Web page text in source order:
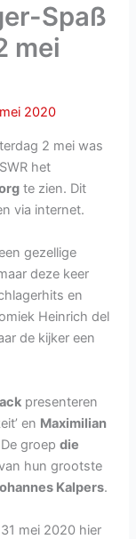
Spaß
mei
2020
2 mei was
het
te zien. Dit
via internet.
gezellige
deze keer
en
Heinrich del
de kijker een
presenteren
en Maximilian
De groepdie
hun grootste
Kalpers.
mei 2020 hier